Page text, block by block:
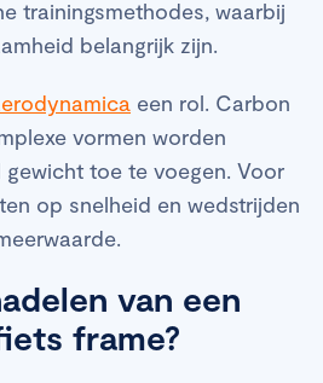
trainingsmethodes, waarbij
belangrijk zijn.
een rol. Carbon
vormen worden
toe te voegen. Voor
op snelheid en wedstrijden
van een
frame?